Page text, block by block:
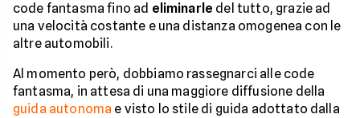
code fantasma fino ad eliminarle del tutto, grazie ad
una velocità costante e una distanza omogenea con le
altre automobili.
Al momento però, dobbiamo rassegnarci alle code
fantasma, in attesa di una maggiore diffusione della
guida autonoma e visto lo stile di guida adottato dalla